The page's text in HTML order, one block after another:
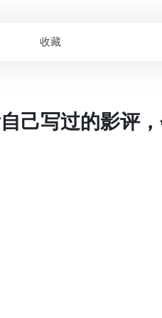
收藏
己写过的影评